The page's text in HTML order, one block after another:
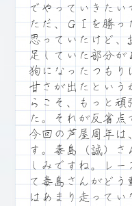
でやっていきたい
ただ、ＧⅠを勝っ
思っていたけど、
足していた部分が
狗になったつもり
甘さが出たとい
らこそ、もっと頑
た。それが反省点
今回の芦屋周年は
す。毒島（誠）
しみですね。レ
て毒島さんがどう
はあまり走ってい